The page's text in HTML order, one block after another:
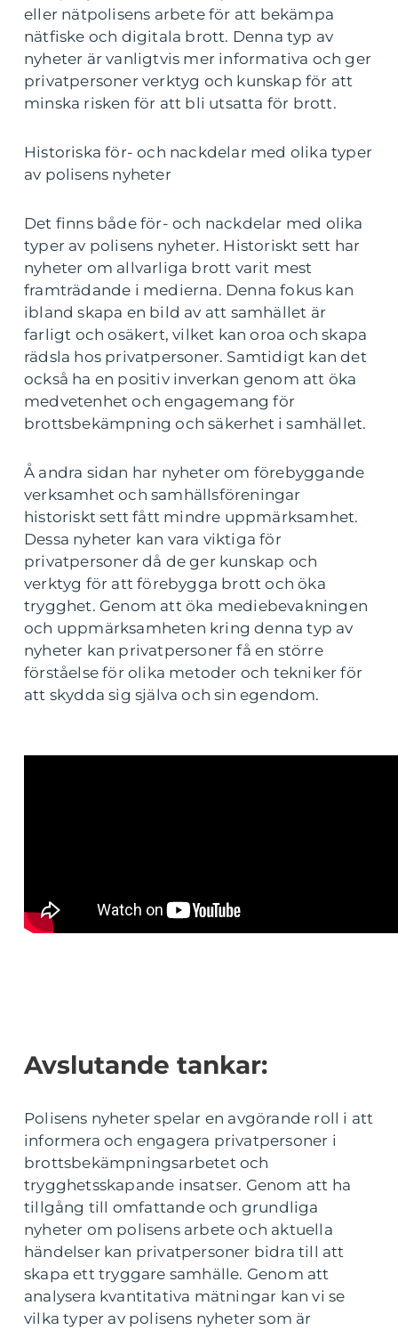
eller nätpolisens arbete för att bekämpa
nätfiske och digitala brott. Denna typ av
nyheter är vanligtvis mer informativa och ger
privatpersoner verktyg och kunskap för att
minska risken för att bli utsatta för brott.
Historiska för- och nackdelar med olika typer
av polisens nyheter
Det finns både för- och nackdelar med olika
typer av polisens nyheter. Historiskt sett har
nyheter om allvarliga brott varit mest
framträdande i medierna. Denna fokus kan
ibland skapa en bild av att samhället är
farligt och osäkert, vilket kan oroa och skapa
rädsla hos privatpersoner. Samtidigt kan det
också ha en positiv inverkan genom att öka
medvetenhet och engagemang för
brottsbekämpning och säkerhet i samhället.
Å andra sidan har nyheter om förebyggande
verksamhet och samhällsföreningar
historiskt sett fått mindre uppmärksamhet.
Dessa nyheter kan vara viktiga för
privatpersoner då de ger kunskap och
verktyg för att förebygga brott och öka
trygghet. Genom att öka mediebevakningen
och uppmärksamheten kring denna typ av
nyheter kan privatpersoner få en större
förståelse för olika metoder och tekniker för
att skydda sig själva och sin egendom.
Avslutande tankar:
Polisens nyheter spelar en avgörande roll i att
informera och engagera privatpersoner i
brottsbekämpningsarbetet och
trygghetsskapande insatser. Genom att ha
tillgång till omfattande och grundliga
nyheter om polisens arbete och aktuella
händelser kan privatpersoner bidra till att
skapa ett tryggare samhälle. Genom att
analysera kvantitativa mätningar kan vi se
vilka typer av polisens nyheter som är